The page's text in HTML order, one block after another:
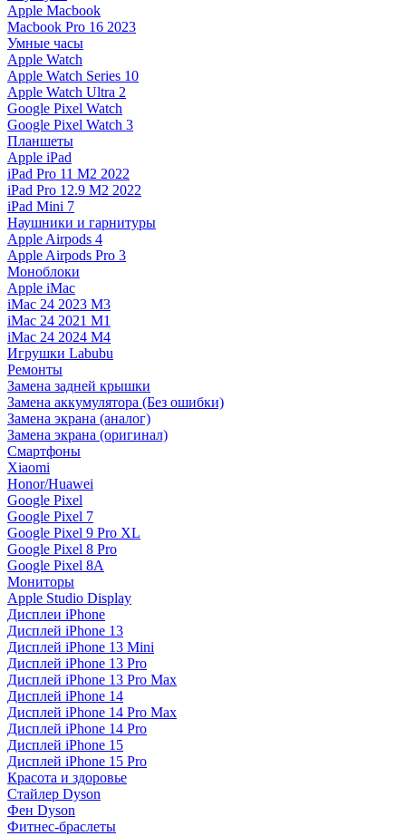
Apple Macbook
Macbook Pro 16 2023
Умные часы
Apple Watch
Apple Watch Series 10
Apple Watch Ultra 2
Google Pixel Watch
Google Pixel Watch 3
Планшеты
Apple iPad
iPad Pro 11 M2 2022
iPad Pro 12.9 M2 2022
iPad Mini 7
Наушники и гарнитуры
Apple Airpods 4
Apple Airpods Pro 3
Моноблоки
Apple iMac
iMac 24 2023 M3
iMac 24 2021 M1
iMac 24 2024 M4
Игрушки Labubu
Ремонты
Замена задней крышки
Замена аккумулятора (Без ошибки)
Замена экрана (аналог)
Замена экрана (оригинал)
Смартфоны
Xiaomi
Honor/Huawei
Google Pixel
Google Pixel 7
Google Pixel 9 Pro XL
Google Pixel 8 Pro
Google Pixel 8A
Мониторы
Apple Studio Display
Дисплеи iPhone
Дисплей iPhone 13
Дисплей iPhone 13 Mini
Дисплей iPhone 13 Pro
Дисплей iPhone 13 Pro Max
Дисплей iPhone 14
Дисплей iPhone 14 Pro Max
Дисплей iPhone 14 Pro
Дисплей iPhone 15
Дисплей iPhone 15 Pro
Красота и здоровье
Стайлер Dyson
Фен Dyson
Фитнес-браслеты